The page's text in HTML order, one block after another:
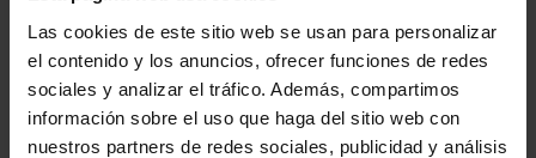
Las cookies de este sitio web se usan para personalizar
el contenido y los anuncios, ofrecer funciones de redes
sociales y analizar el tráfico. Además, compartimos
información sobre el uso que haga del sitio web con
nuestros partners de redes sociales, publicidad y análisis
ORDENAR POR: